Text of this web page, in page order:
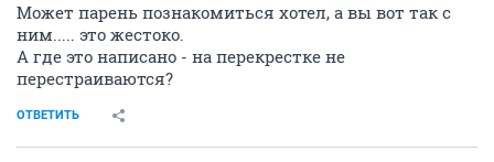
Может парень познакомиться хотел, а вы вот так с
ним..... это жестоко.
А где это написано - на перекрестке не
перестраиваются?
ОТВЕТИТЬ